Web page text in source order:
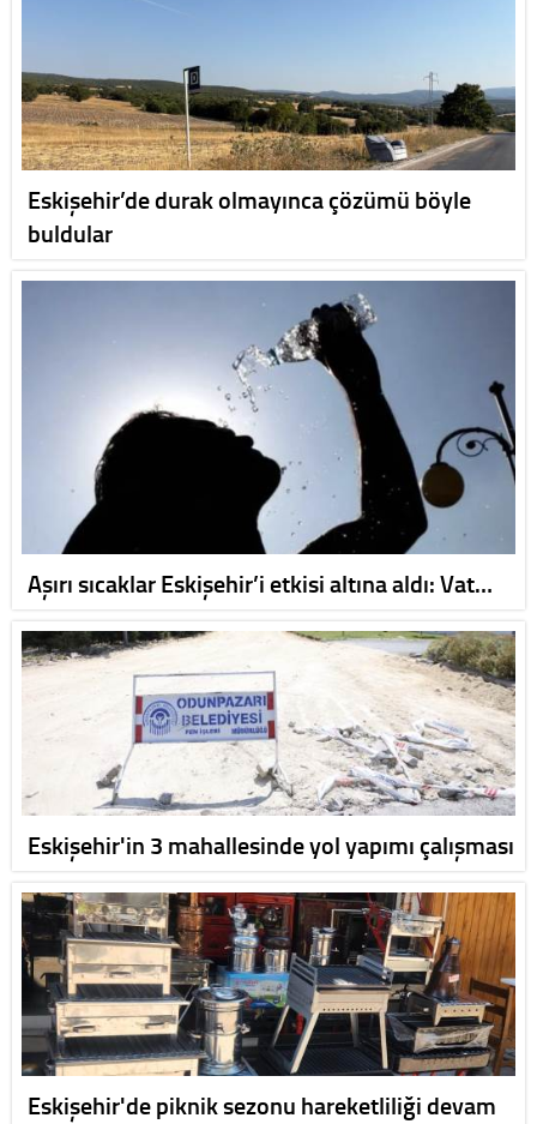
Eskişehir’de durak olmayınca çözümü böyle
buldular
Aşırı sıcaklar Eskişehir’i etkisi altına aldı: Vat…
Eskişehir'in 3 mahallesinde yol yapımı çalışması
Eskişehir'de piknik sezonu hareketliliği devam